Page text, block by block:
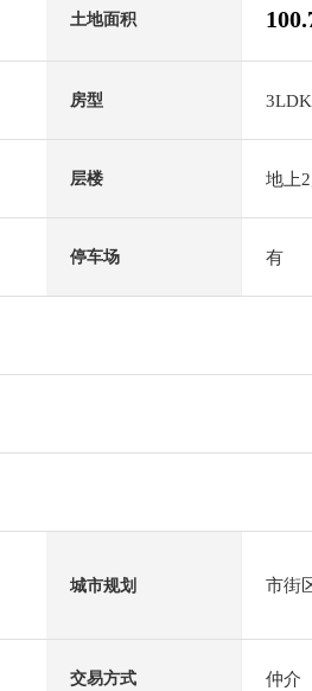
土地面积
房型 3LDK
层楼 地上
停车场 有
城市规划 市街
交易方式 仲介